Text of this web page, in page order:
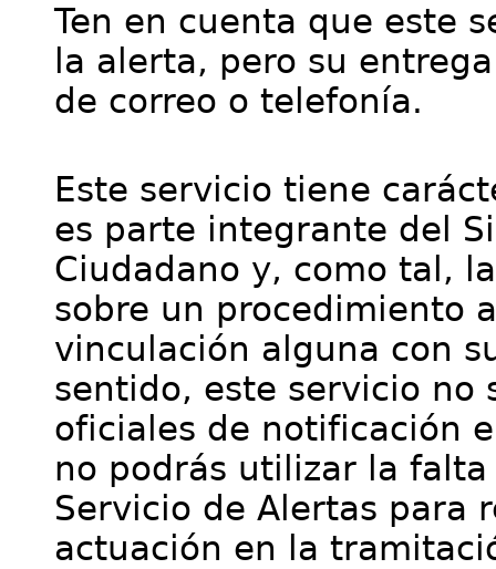
Ten en cuenta que este
la alerta, pero su
de correo o telefonía.
Este servicio tiene
es parte integrante del
Ciudadano y, como tal,
sobre un procedimiento
vinculación alguna con
sentido, este servicio no
oficiales de notificación
no podrás utilizar la
Servicio de Alertas para
actuación en la